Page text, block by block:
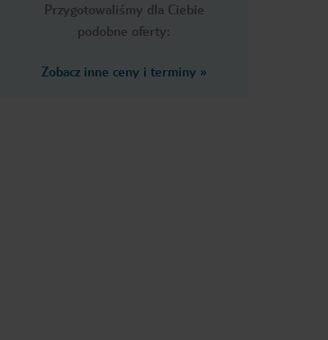
Przygotowaliśmy dla Ciebie
podobne oferty:
Zobacz inne ceny i terminy »